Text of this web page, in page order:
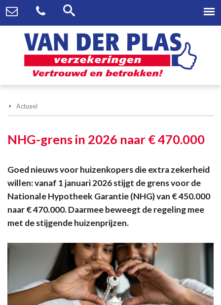
Actueel
NHG-grens in 2026 naar € 470.000
Goed nieuws voor huizenkopers die extra zekerheid
willen: vanaf 1 januari 2026 stijgt de grens voor de
Nationale Hypotheek Garantie (NHG) van € 450.000
naar € 470.000. Daarmee beweegt de regeling mee
met de stijgende huizenprijzen.